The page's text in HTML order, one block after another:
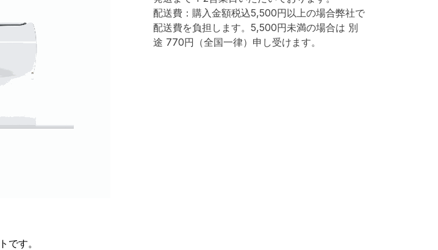
配送費：購入金額税込5,500円以上の場合弊社で
配送費を負担します。5,500円未満の場合は 別
途 770円（全国一律）申し受けます。
です。